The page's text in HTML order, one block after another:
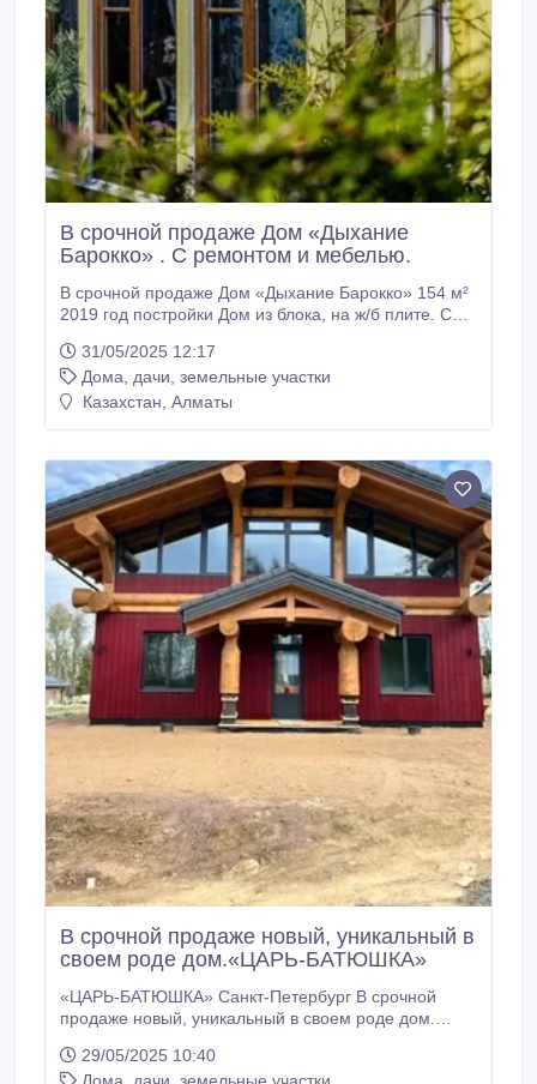
В срочной продаже Дом «Дыхание
Барокко» . С ремонтом и мебелью.
В срочной продаже Дом «Дыхание Барокко» 154 м²
2019 год постройки Дом из блока, на ж/б плите. С
Качель, Баня, Бассейн, Теплица - все остается для
вас. Газ магистральный, две скважины, автомат
ческие ворота, навес для авто. Есть
31/05/2025 12:17
Дома, дачи, земельные участки
Казахстан, Алматы
В срочной продаже новый, уникальный в
своем роде дом.«ЦАРЬ-БАТЮШКА»
«ЦАРЬ-БАТЮШКА» Санкт-Петербург В срочной
продаже новый, уникальный в своем роде дом.
200 м² 1 этаж выполнен из газоблока 2 этаж собран
29/05/2025 10:40